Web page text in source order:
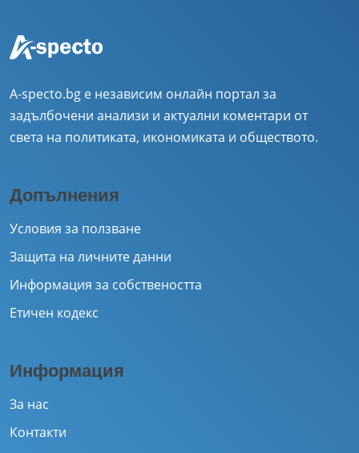
A-specto.bg е независим онлайн портал за
задълбочени анализи и актуални коментари от
света на политиката, икономиката и обществото.
Допълнения
Условия за ползване
Защита на личните данни
Информация за собствеността
Етичен кодекс
Информация
За нас
Контакти